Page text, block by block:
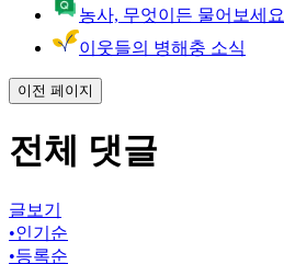
농사, 무엇이든 물어보세요
이웃들의 병해충 소식
이전 페이지
전체 댓글
글보기
•인기순
•등록순